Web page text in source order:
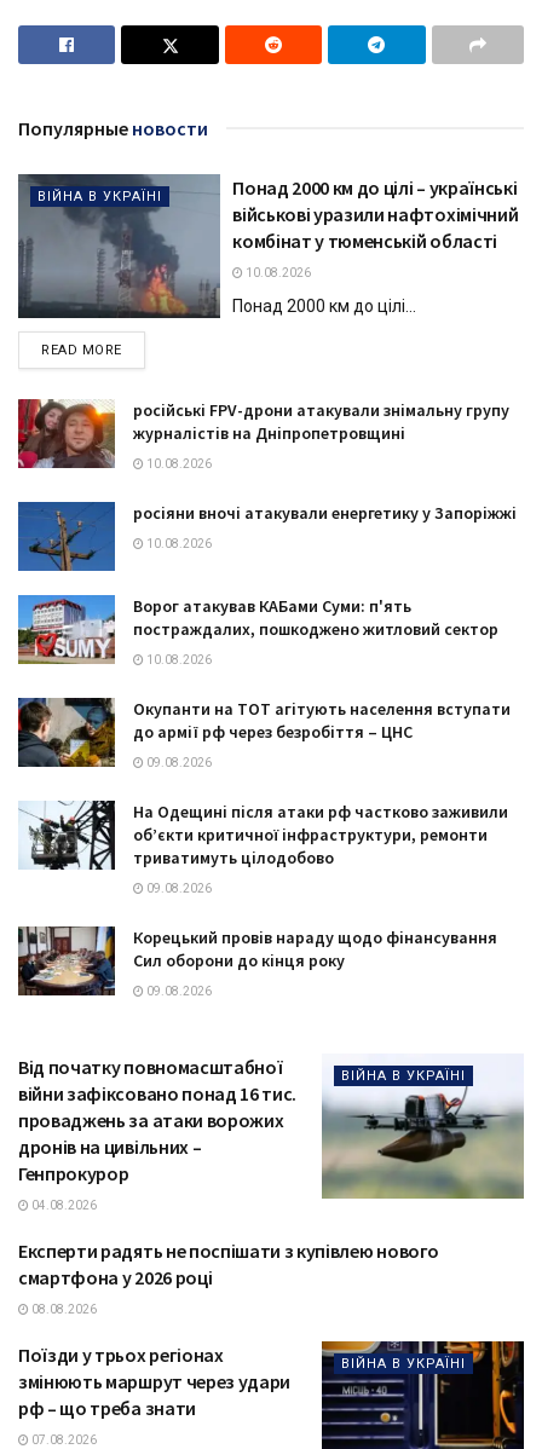
Популярные новости
ВІЙНА В УКРАЇНІ
Понад 2000 км до цілі – українські
військові уразили нафтохімічний
комбінат у тюменській області
10.08.2026
Понад 2000 км до цілі...
READ MOREDETAILS
російські FPV-дрони атакували знімальну групу
журналістів на Дніпропетровщині
10.08.2026
росіяни вночі атакували енергетику у Запоріжжі
10.08.2026
Ворог атакував КАБами Суми: п'ять
постраждалих, пошкоджено житловий сектор
10.08.2026
Окупанти на ТОТ агітують населення вступати
до армії рф через безробіття – ЦНС
09.08.2026
На Одещині після атаки рф частково заживили
обʼєкти критичної інфраструктури, ремонти
триватимуть цілодобово
09.08.2026
Корецький провів нараду щодо фінансування
Сил оборони до кінця року
09.08.2026
ВІЙНА В УКРАЇНІ
Від початку повномасштабної
війни зафіксовано понад 16 тис.
проваджень за атаки ворожих
дронів на цивільних –
Генпрокурор
04.08.2026
ТЕХНОЛОГІЇ
Експерти радять не поспішати з купівлею нового
смартфона у 2026 році
08.08.2026
ВІЙНА В УКРАЇНІ
Поїзди у трьох регіонах
змінюють маршрут через удари
рф – що треба знати
07.08.2026